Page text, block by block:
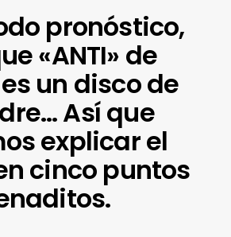
pronóstico,
«ANTI» de
un disco de
Así que
explicar el
cinco puntos